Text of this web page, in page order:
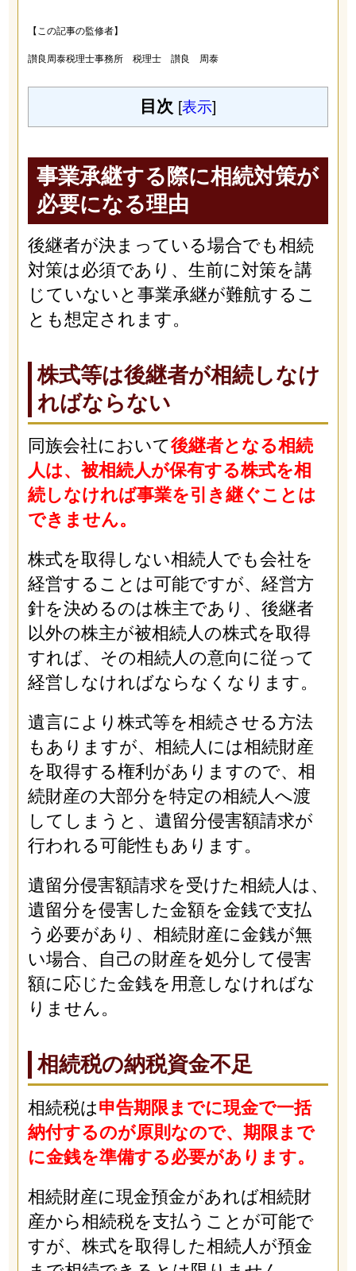
【この記事の監修者】
讃良周泰税理士事務所 税理士 讃良 周泰
目次 [表示]
事業承継する際に相続対策が
必要になる理由
後継者が決まっている場合でも相続
対策は必須であり、生前に対策を講
じていないと事業承継が難航するこ
とも想定されます。
株式等は後継者が相続しなけ
ればならない
同族会社において後継者となる相続
人は、被相続人が保有する株式を相
続しなければ事業を引き継ぐことは
できません。
株式を取得しない相続人でも会社を
経営することは可能ですが、経営方
針を決めるのは株主であり、後継者
以外の株主が被相続人の株式を取得
すれば、その相続人の意向に従って
経営しなければならなくなります。
遺言により株式等を相続させる方法
もありますが、相続人には相続財産
を取得する権利がありますので、相
続財産の大部分を特定の相続人へ渡
してしまうと、遺留分侵害額請求が
行われる可能性もあります。
遺留分侵害額請求を受けた相続人は、
遺留分を侵害した金額を金銭で支払
う必要があり、相続財産に金銭が無
い場合、自己の財産を処分して侵害
額に応じた金銭を用意しなければな
りません。
相続税の納税資金不足
相続税は申告期限までに現金で一括
納付するのが原則なので、期限まで
に金銭を準備する必要があります。
相続財産に現金預金があれば相続財
産から相続税を支払うことが可能で
すが、株式を取得した相続人が預金